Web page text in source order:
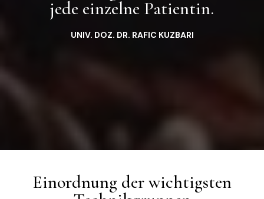
jede einzelne Patientin.
UNIV. DOZ. DR. RAFIC KUZBARI
Einordnung der wichtigsten